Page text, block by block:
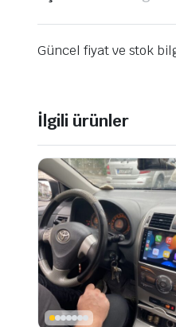
Güncel fiyat ve stok
İlgili ürünler